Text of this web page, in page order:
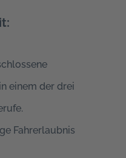
einem der drei
Fahrerlaubnis